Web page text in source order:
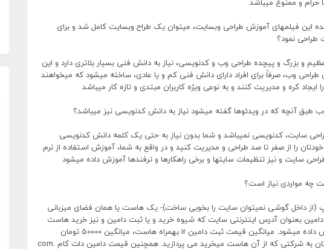
این فیلمهای آموزش طراحی وبسایت، میتوان یک طراح وبسایت کامل شد و برای
طراحی نمود؟
عظیم و بزرگ و پیچده طراحی وب و کدنویسی، نیاز به دانش فنی بسیار بلاتری دارد و این
وب، صرفاً برای افراد دارای دانش فنی کم و یا عادی، ساخته میشود که میخواهند
کره و مدیریت کنند و به نوعی ویژه کاربران مبتدی و تازه کار میباشد
طبق آنچه که در ویدئوها گفته میشود نیاز به دانش کدنویسی نیز میباشد؟
سایت، کدنویسی نمیباشد و شما بدون نیاز به حتی یک کلمه دانش کدنویسی
را از صفر تا صد طراحی و مدیریت کنید و در واقع به شما، آموزش استفاده از نرم
طراحی سایت و نیز تنظیمات سایتها و برخی راهکارها و ترفندها آموزش داده میشود
چه مواردی نیاز است؟
(از داخل گوشی نمیتوان سایت را بخوبی ساخت)- یک هاست یا همان فضای میزبانی
دامین بعنوان آدرس ایتترنتی سایت که شیوه خرید و یا ثبت دامین و نیز خرید هاست
معتبر نیز آموزش داده میشود. میانگین قیمت ثبت دامین ir بهمراه هاست، میانگین 50000 تومان
میباشد که خودتان به شرکتی که از آن هاست میخرید می پردازید. همچنین قیمت دامین دات کام .com